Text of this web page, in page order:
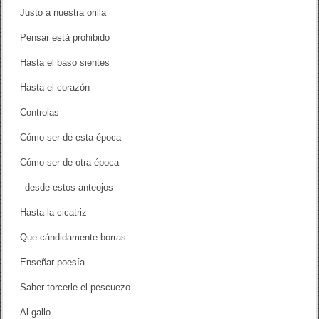
s
d
d
Justo a nuestra orilla
Pensar está prohibido
Hasta el baso sientes
Hasta el corazón
Controlas
Cómo ser de esta época
Cómo ser de otra época
–desde estos anteojos–
Hasta la cicatriz
Que cándidamente borras.
Enseñar poesía
Saber torcerle el pescuezo
Al gallo